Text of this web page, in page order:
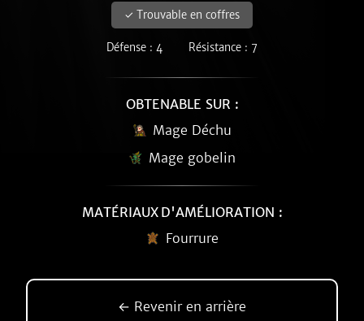
✓ Trouvable en coffres
Défense : 4 Résistance : 7
OBTENABLE SUR :
Mage Déchu
Mage gobelin
MATÉRIAUX D'AMÉLIORATION :
Fourrure
← Revenir en arrière